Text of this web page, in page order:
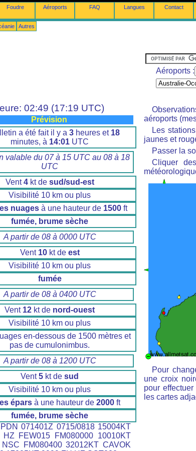
Foudre Aéroports FAQ Langues Contact
Autres
Aéroports :
02:49 (17:19 UTC)
Prévision
a été fait il y a 3 heures et 18
minutes, à 14:01 UTC
valable du 07 à 15 UTC au 08 à 18
UTC
Vent4kt de sud/sud-est
Visibilité 10 km ou plus
nuages à une hauteur de 1500 ft
fumée, brume sèche
A partir de 08 à 0000 UTC
Vent 10kt de est
Visibilité 10 km ou plus
fumée
A partir de 08 à 0400 UTC
Vent 12 kt de nord-ouest
Visibilité 10 km ou plus
en-dessous de 1500 mètres et
pas de cumulonimbus.
A partir de 08 à 1200 UTC
Vent5 kt de sud
Visibilité 10 km ou plus
épars à une hauteur de 2000 ft
fumée, brume sèche
071401Z 0715/0818 15004KT
FEW015 FM080000 10010KT
FM080400 32012KT CAVOK
aéroports
Les
jaunes et
Passer la
Cliquer
Pour
une croix
pour
les cartes